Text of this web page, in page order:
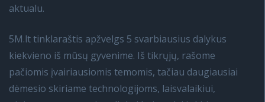
aktualu.
5M.lt tinklaraštis apžvelgs 5 svarbiausius dalykus
kiekvieno iš mūsų gyvenime. Iš tikrųjų, rašome
pačiomis įvairiausiomis temomis, tačiau daugiausiai
dėmesio skiriame technologijoms, laisvalaikiui,